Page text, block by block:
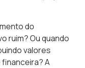
do
ruim? Ou quando
valores
A